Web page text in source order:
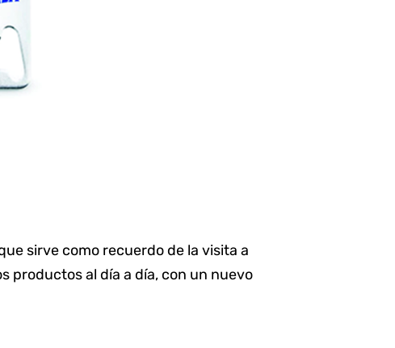
sirve como recuerdo de la visita a
productos al día a día, con un nuevo